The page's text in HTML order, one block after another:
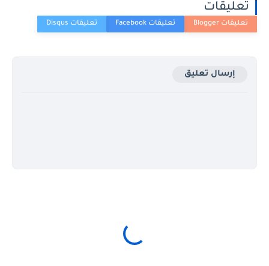
تعليقات
إرسال تعليق